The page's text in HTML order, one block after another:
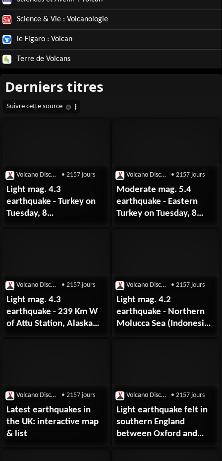
Science & Vie : Volcanologie
le Figaro : Volcan
Terre de Volcans
Volcano Discovery • 2157 jours
Light mag. 4.3
earthquake - Turkey on
Tuesday, 8
Volcano Discovery • 2157 jours
Moderate mag. 5.4
earthquake - Eastern
Turkey on Tuesday, 8
Volcano Discovery • 2157 jours
Light mag. 4.3
earthquake - 239 Km W
of Attu Station, Alaska
Volcano Discovery • 2157 jours
Light mag. 4.2
earthquake - Northern
Molucca Sea (Indonesia)
Volcano Discovery • 2157 jours
Latest earthquakes in
the UK: interactive map
& list
Volcano Discovery • 2157 jours
Light earthquake felt in
southern England
between Oxford and